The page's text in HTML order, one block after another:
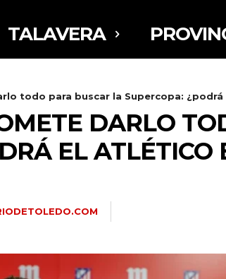
TALAVERA
todo para buscar la Supercopa:
DARLO
EL